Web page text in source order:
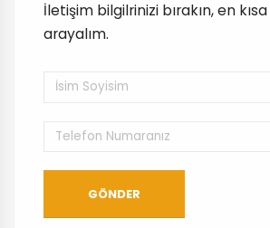
İletişim bilgilrinizi bırakın, en
arayalım.
GÖNDER